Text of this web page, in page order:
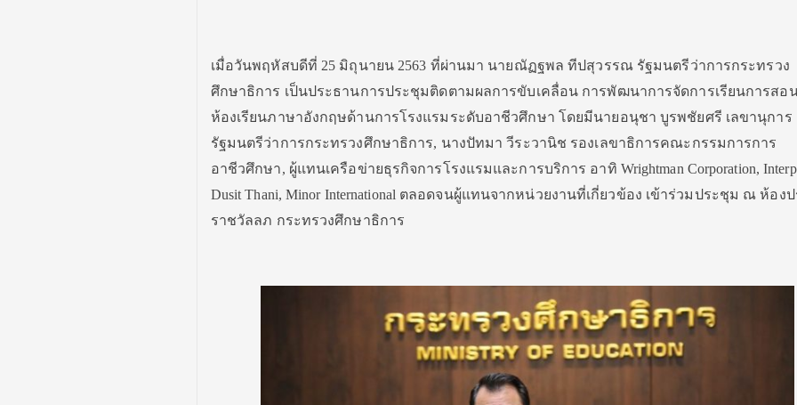
เมื่อวันพฤหัส​บดีที่ 25 มิถุนายน​ 2563 ที่ผ่านมา นาย​ณัฏ​ฐ​พล​ ทีป​สุวรรณ​ รัฐมนตรี​ว่าการ​กระทรวง​
ศึกษาธิการ​ เป็นประธานการประชุมติดตามผลการขับเคลื่อน การพัฒนาการจัดการเรียนการสอ
ห้องเรียนภาษาอังกฤษด้านการโรงแรมระดับอาชีวศึกษา โดยมีนายอนุชา บูรพ​ชัยศรี​ เลขา​นุการ
รัฐมนตรี​ว่าการ​กระทรวง​ศึกษาธิการ, นางปัทมา วีระวานิช รองเลขาธิการคณะกรรมการ​การ
อาชีวศึกษา, ผู้แทนเครือข่ายธุรกิจการโรงแรมและการบริการ อาทิ Wrightman Corporation,
Dusit Thani, Minor International ตลอดจนผู้แทนจากหน่วยงานที่เกี่ยวข้อง เข้าร่วมประชุม ณ ห้อง
ราชวัลลภ กระทรวง​ศึกษาธิการ